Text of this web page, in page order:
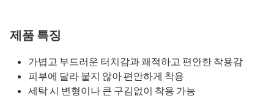
제품 특징
가볍고 부드러운 터치감과 쾌적하고 편안한 착용감
피부에 달라 붙지 않아 편안하게 착용
세탁 시 변형이나 큰 구김없이 착용 가능